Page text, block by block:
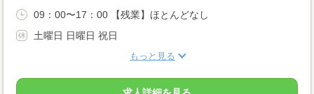
09：00〜17：00 【残業】ほとんどなし
土曜日 日曜日 祝日
もっと見る